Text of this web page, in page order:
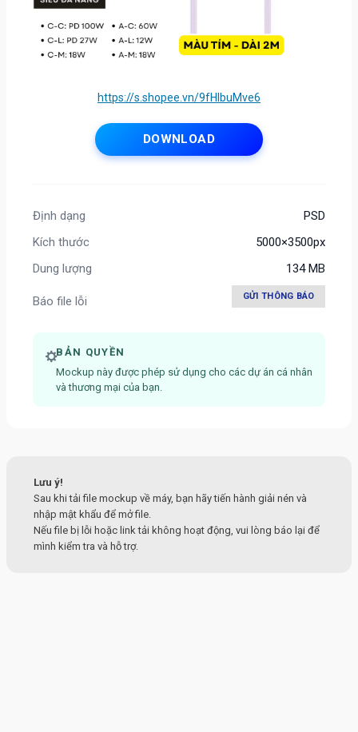
https://s.shopee.vn/9fHlbuMve6
DOWNLOAD
Định dạng
PSD
Kích thước
5000×3500px
Dung lượng
134 MB
Báo file lỗi GỬI THÔNG BÁO
BẢN QUYỀN
Mockup này được phép sử dụng cho các dự án cá nhân
và thương mại của bạn.
Lưu ý!
Sau khi tải file mockup về máy, bạn hãy tiến hành giải nén và
nhập mật khẩu để mở file.
Nếu file bị lỗi hoặc link tải không hoạt động, vui lòng báo lại để
mình kiểm tra và hỗ trợ.